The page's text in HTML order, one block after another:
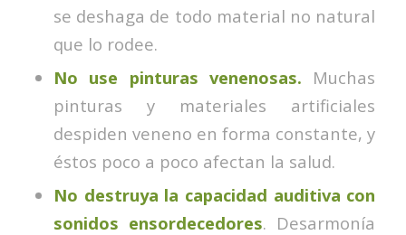
se deshaga de todo material no natural
que lo rodee.
No use pinturas venenosas. Muchas
pinturas y materiales artificiales
despiden veneno en forma constante, y
éstos poco a poco afectan la salud.
No destruya la capacidad auditiva con
sonidos ensordecedores. Desarmonía